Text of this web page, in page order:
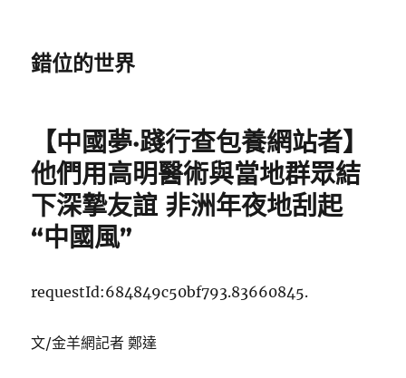
錯位的世界
【中國夢·踐行查包養網站者】
他們用高明醫術與當地群眾結
下深摯友誼 非洲年夜地刮起
“中國風”
requestId:684849c50bf793.83660845.
文/金羊網記者 鄭達